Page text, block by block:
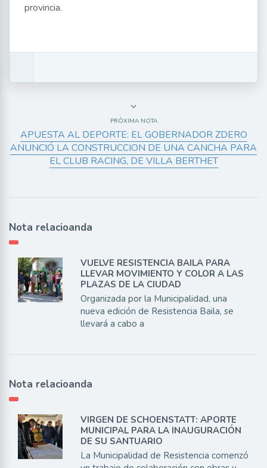
provincia.
PRÓXIMA NOTA
APUESTA AL DEPORTE: EL GOBERNADOR ZDERO
ANUNCIÓ LA CONSTRUCCION DE UNA CANCHA PARA
EL CLUB RACING, DE VILLA BERTHET
Nota relacioanda
VUELVE RESISTENCIA BAILA PARA
LLEVAR MOVIMIENTO Y COLOR A LAS
PLAZAS DE LA CIUDAD
Organizada por la Municipalidad, una
nueva edición de Resistencia Baila, se
llevará a cabo a
Nota relacioanda
VIRGEN DE SCHOENSTATT: APORTE
MUNICIPAL PARA LA INAUGURACIÓN
DE SU SANTUARIO
La Municipalidad de Resistencia comenzó